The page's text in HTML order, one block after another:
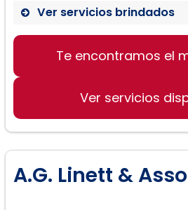
Ver servicios brindados
Te encontramos el
Ver servicios
A.G. Linett &